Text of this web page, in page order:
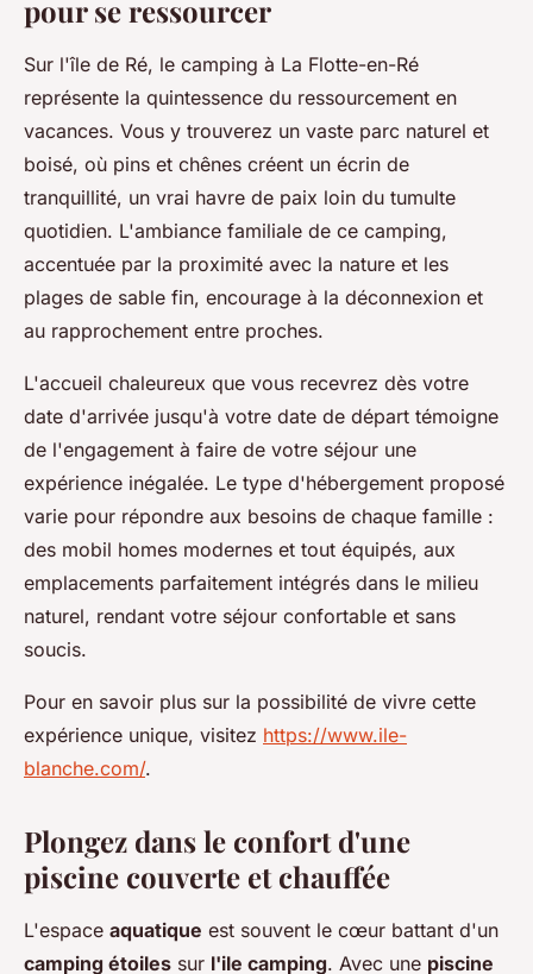
pour se ressourcer
Sur l'île de Ré, le camping à La Flotte-en-Ré
représente la quintessence du ressourcement en
vacances. Vous y trouverez un vaste parc naturel et
boisé, où pins et chênes créent un écrin de
tranquillité, un vrai havre de paix loin du tumulte
quotidien. L'ambiance familiale de ce camping,
accentuée par la proximité avec la nature et les
plages de sable fin, encourage à la déconnexion et
au rapprochement entre proches.
L'accueil chaleureux que vous recevrez dès votre
date d'arrivée jusqu'à votre date de départ témoigne
de l'engagement à faire de votre séjour une
expérience inégalée. Le type d'hébergement proposé
varie pour répondre aux besoins de chaque famille :
des mobil homes modernes et tout équipés, aux
emplacements parfaitement intégrés dans le milieu
naturel, rendant votre séjour confortable et sans
soucis.
Pour en savoir plus sur la possibilité de vivre cette
expérience unique, visitez https://www.ile-
blanche.com/.
Plongez dans le confort d'une
piscine couverte et chauffée
L'espace aquatique est souvent le cœur battant d'un
camping étoiles sur l'ile camping. Avec une piscine